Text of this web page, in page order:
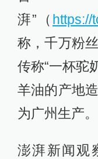
湃”（ https://
称，千万粉
传称“一杯驼
羊油的产地
为广州生产。
澎湃新闻观